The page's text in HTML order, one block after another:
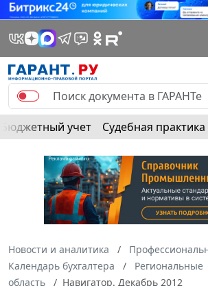
Бюджетный учет Судебная практика
Новости и аналитика
Календарь бухгалтера
Региональные
область
Навигатор. Декабрь 2012